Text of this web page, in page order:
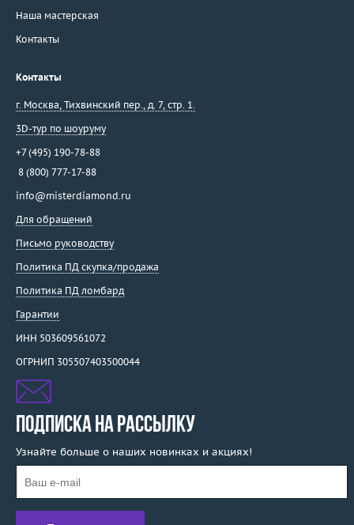
Наша мастерская
Контакты
Контакты
г. Москва, Тихвинский пер., д. 7, стр. 1.
3D-тур по шоуруму
+7 (495) 190-78-88
8 (800) 777-17-88
info@misterdiamond.ru
Для обращений
Письмо руководству
Политика ПД скупка/продажа
Политика ПД ломбард
Гарантии
ИНН 503609561072
ОГРНИП 305507403500044
ПОДПИСКА НА РАССЫЛКУ
Узнайте больше о наших новинках и акциях!